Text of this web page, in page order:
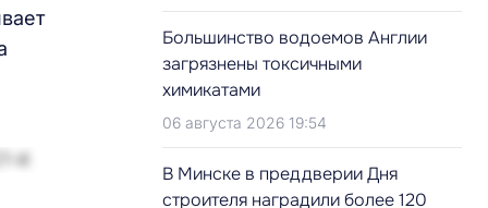
Большинство водоемов Англии
загрязнены токсичными
химикатами
06 августа 2026 19:54
В Минске в преддверии Дня
строителя наградили более 120